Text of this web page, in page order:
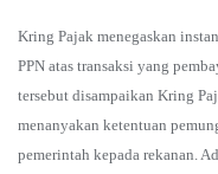
Kring Pajak menegaskan
PPN atas transaksi yang
tersebut disampaikan Kring
menanyakan ketentuan
pemerintah kepada rekanan.